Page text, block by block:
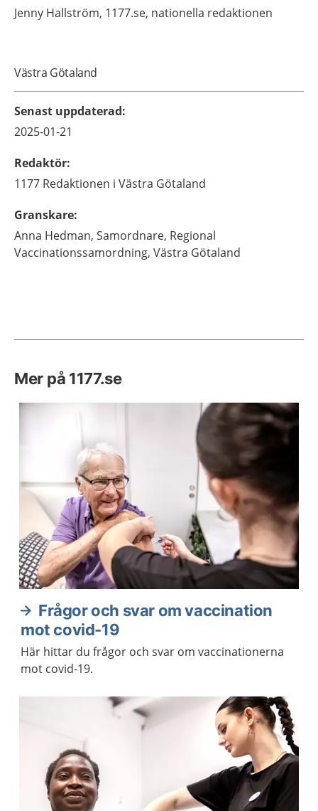
Jenny Hallström, 1177.se, nationella redaktionen
Västra Götaland
Senast uppdaterad:
2025-01-21
Redaktör:
1177 Redaktionen i Västra Götaland
Granskare:
Anna Hedman, Samordnare, Regional
Vaccinationssamordning, Västra Götaland
Mer på 1177.se
Frågor och svar om vaccination
mot covid-19
Här hittar du frågor och svar om vaccinationerna
mot covid-19.